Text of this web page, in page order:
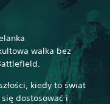
walka bez
kiedy to świat
się dostosować i